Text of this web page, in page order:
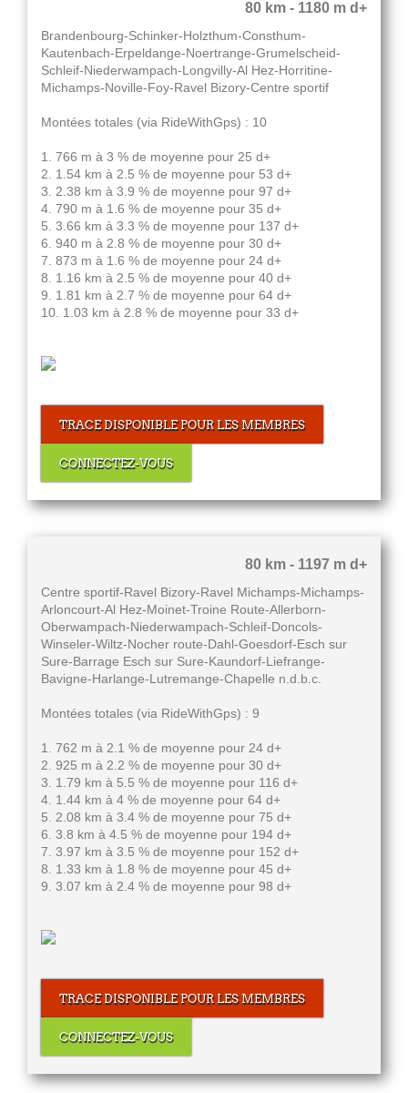
80 km - 1180 m d+
Brandenbourg-Schinker-Holzthum-Consthum-
Kautenbach-Erpeldange-Noertrange-Grumelscheid-
Schleif-Niederwampach-Longvilly-Al Hez-Horritine-
Michamps-Noville-Foy-Ravel Bizory-Centre sportif
Montées totales (via RideWithGps) : 10
1. 766 m à 3 % de moyenne pour 25 d+
2. 1.54 km à 2.5 % de moyenne pour 53 d+
3. 2.38 km à 3.9 % de moyenne pour 97 d+
4. 790 m à 1.6 % de moyenne pour 35 d+
5. 3.66 km à 3.3 % de moyenne pour 137 d+
6. 940 m à 2.8 % de moyenne pour 30 d+
7. 873 m à 1.6 % de moyenne pour 24 d+
8. 1.16 km à 2.5 % de moyenne pour 40 d+
9. 1.81 km à 2.7 % de moyenne pour 64 d+
10. 1.03 km à 2.8 % de moyenne pour 33 d+
TRACE DISPONIBLE POUR LES MEMBRES
CONNECTEZ-VOUS
80 km - 1197 m d+
Centre sportif-Ravel Bizory-Ravel Michamps-Michamps-
Arloncourt-Al Hez-Moinet-Troine Route-Allerborn-
Oberwampach-Niederwampach-Schleif-Doncols-
Winseler-Wiltz-Nocher route-Dahl-Goesdorf-Esch sur
Sure-Barrage Esch sur Sure-Kaundorf-Liefrange-
Bavigne-Harlange-Lutremange-Chapelle n.d.b.c.
Montées totales (via RideWithGps) : 9
1. 762 m à 2.1 % de moyenne pour 24 d+
2. 925 m à 2.2 % de moyenne pour 30 d+
3. 1.79 km à 5.5 % de moyenne pour 116 d+
4. 1.44 km à 4 % de moyenne pour 64 d+
5. 2.08 km à 3.4 % de moyenne pour 75 d+
6. 3.8 km à 4.5 % de moyenne pour 194 d+
7. 3.97 km à 3.5 % de moyenne pour 152 d+
8. 1.33 km à 1.8 % de moyenne pour 45 d+
9. 3.07 km à 2.4 % de moyenne pour 98 d+
TRACE DISPONIBLE POUR LES MEMBRES
CONNECTEZ-VOUS